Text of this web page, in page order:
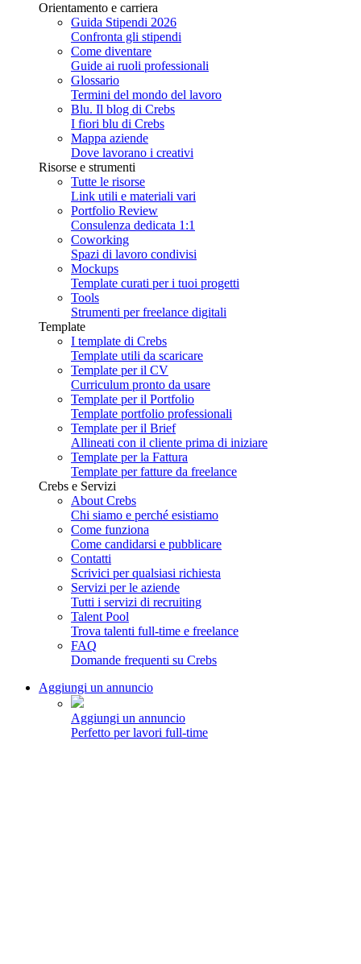
Orientamento e carriera
Guida Stipendi 2026
Confronta gli stipendi
Come diventare
Guide ai ruoli professionali
Glossario
Termini del mondo del lavoro
Blu. Il blog di Crebs
I fiori blu di Crebs
Mappa aziende
Dove lavorano i creativi
Risorse e strumenti
Tutte le risorse
Link utili e materiali vari
Portfolio Review
Consulenza dedicata 1:1
Coworking
Spazi di lavoro condivisi
Mockups
Template curati per i tuoi progetti
Tools
Strumenti per freelance digitali
Template
I template di Crebs
Template utili da scaricare
Template per il CV
Curriculum pronto da usare
Template per il Portfolio
Template portfolio professionali
Template per il Brief
Allineati con il cliente prima di iniziare
Template per la Fattura
Template per fatture da freelance
Crebs e Servizi
About Crebs
Chi siamo e perché esistiamo
Come funziona
Come candidarsi e pubblicare
Contatti
Scrivici per qualsiasi richiesta
Servizi per le aziende
Tutti i servizi di recruiting
Talent Pool
Trova talenti full-time e freelance
FAQ
Domande frequenti su Crebs
Aggiungi un annuncio
Aggiungi un annuncio
Perfetto per lavori full-time